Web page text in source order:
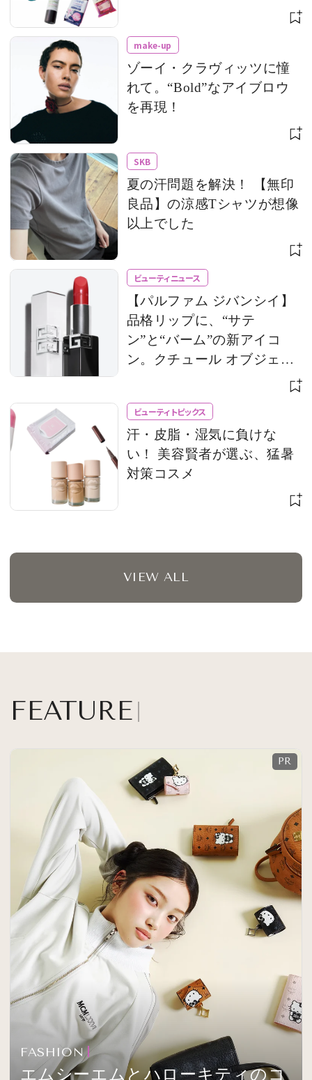
make-up
ゾーイ・クラヴィッツに憧
れて。“Bold”なアイブロウ
を再現！
SKB
夏の汗問題を解決！ 【無印
良品】の涼感Tシャツが想像
以上でした
ビューティニュース
【パルファム ジバンシイ】
品格リップに、“サテ
ン”と“バーム”の新アイコ
ン。クチュール オブジェの
ようなケースにも惚れ惚れ
ビューティトピックス
汗・皮脂・湿気に負けな
い！ 美容賢者が選ぶ、猛暑
対策コスメ
VIEW ALL
FEATURE
FASHION
エムシーエムとハローキティのコ